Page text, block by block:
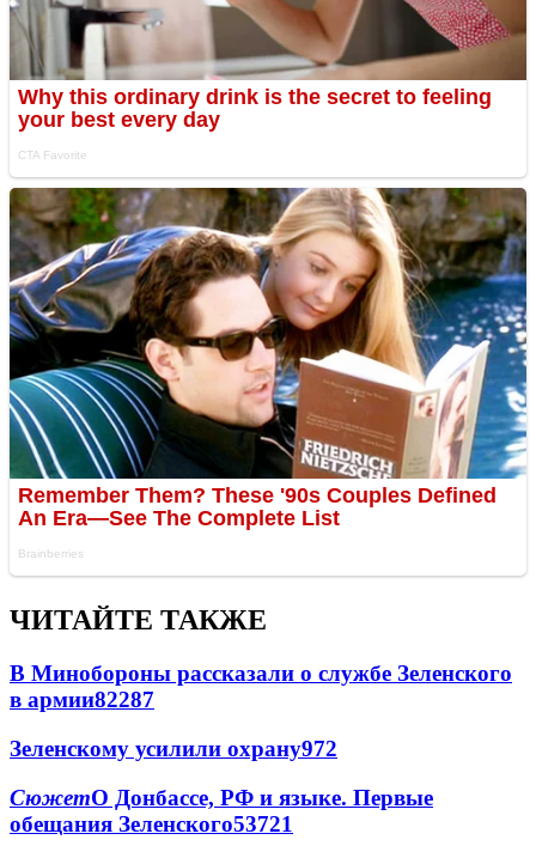
ЧИТАЙТЕ ТАКЖЕ
В Минобороны рассказали о службе Зеленского
в армии82287
Зеленскому усилили охрану972
СюжетО Донбассе, РФ и языке. Первые
обещания Зеленского53721